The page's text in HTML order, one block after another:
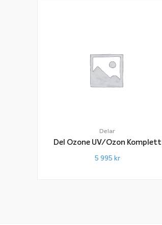
Delar
Del Ozone UV/Ozon Komplett
5 995 kr